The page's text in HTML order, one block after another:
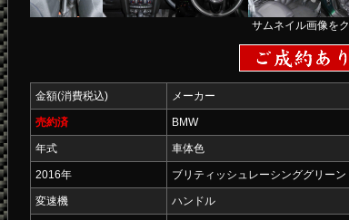
サムネイル画像を
金額(消費税込) メーカー
売約済 BMW
年式 車体色
2016年 ブリティッシュレーシンググリーン
変速機 ハンドル